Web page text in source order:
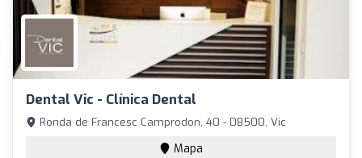
Dental Vic - Clínica Dental
Ronda de Francesc Camprodon, 40 - 08500, Vic
Mapa